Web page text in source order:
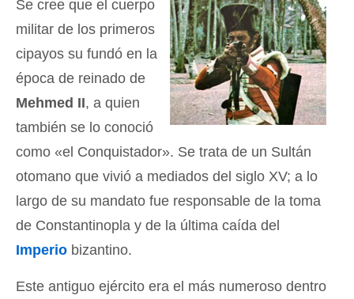
Se cree que el cuerpo
militar de los primeros
cipayos su fundó en la
época de reinado de
Mehmed II, a quien
también se lo conoció
como «el Conquistador». Se trata de un Sultán
otomano que vivió a mediados del siglo XV; a lo
largo de su mandato fue responsable de la toma
de Constantinopla y de la última caída del
Imperio bizantino.
Este antiguo ejército era el más numeroso dentro